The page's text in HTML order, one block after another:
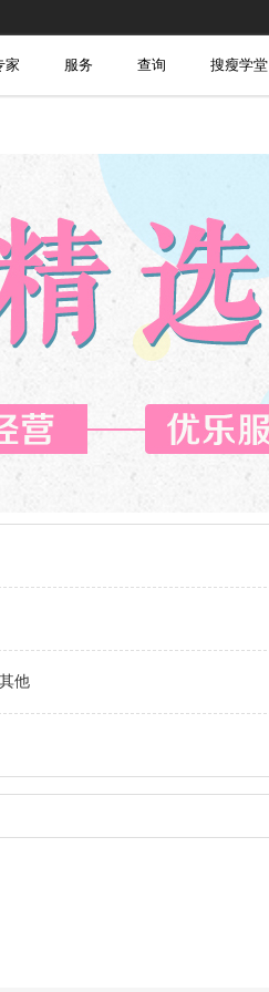
家 服务 查询 搜瘦学堂
其他